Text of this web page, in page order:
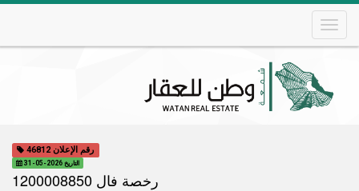
Skip
رقم الإعلان 46812
التاريخ 2026-05-31
رخصة فال 1200008850